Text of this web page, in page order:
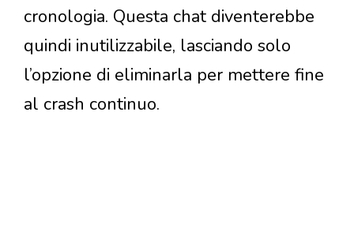
cronologia. Questa chat diventerebbe
quindi inutilizzabile, lasciando solo
l’opzione di eliminarla per mettere fine
al crash continuo.